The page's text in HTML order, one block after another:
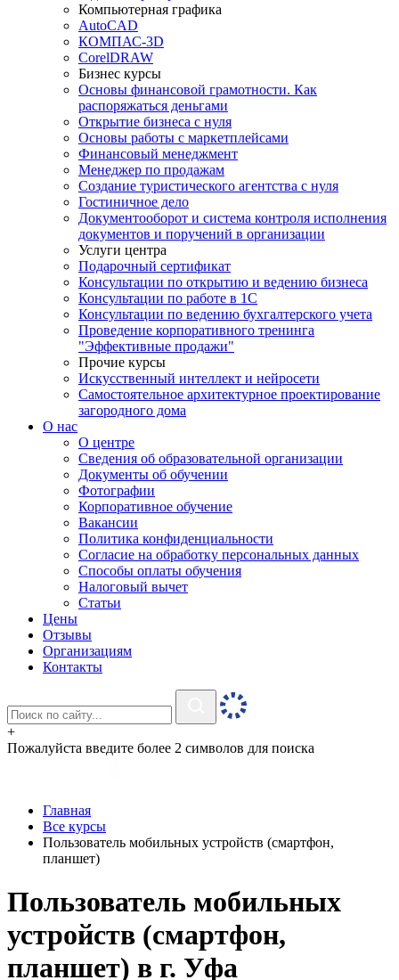
Компьютерная графика
AutoCAD
КОМПАС-3D
CorelDRAW
Бизнес курсы
Основы финансовой грамотности. Как
распоряжаться деньгами
Открытие бизнеса с нуля
Основы работы с маркетплейсами
Финансовый менеджмент
Менеджер по продажам
Создание туристического агентства с нуля
Гостиничное дело
Документооборот и система контроля исполнения
документов и поручений в организации
Услуги центра
Подарочный сертификат
Консультации по открытию и ведению бизнеса
Консультации по работе в 1С
Консультации по ведению бухгалтерского учета
Проведение корпоративного тренинга
"Эффективные продажи"
Прочие курсы
Искусственный интеллект и нейросети
Самостоятельное архитектурное проектирование
загородного дома
О нас
О центре
Сведения об образовательной организации
Документы об обучении
Фотографии
Корпоративное обучение
Вакансии
Политика конфиденциальности
Согласие на обработку персональных данных
Способы оплаты обучения
Налоговый вычет
Статьи
Цены
Отзывы
Организациям
Контакты
+
Пожалуйста введите более 2 символов для поиска
Главная
Все курсы
Пользователь мобильных устройств (смартфон,
планшет)
Пользователь мобильных
устройств (смартфон,
планшет) в г. Уфа